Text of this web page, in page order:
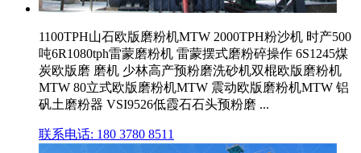
1100TPH山石欧版磨粉机MTW 2000TPH粉沙机 时产500
吨6R1080tph雷蒙磨粉机 雷蒙摆式磨粉碎操作 6S1245煤
炭欧版磨 磨机 少林高产预粉磨洗砂机双棍欧版磨粉机
MTW 80立式欧版磨粉机MTW 震动欧版磨粉机MTW 铝
矾土磨粉器 VSI9526低霞石石头预粉磨 ...
联系电话: 180 3780 8511